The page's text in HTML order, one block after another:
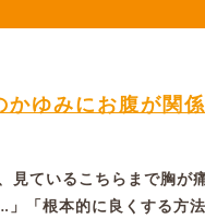
かゆみにお腹が関
見ているこちらまで胸が
「根本的に良くする方